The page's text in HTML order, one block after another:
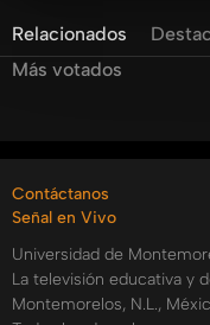
testimonios
cómo la fe y la
de adversidad.
Categorías:
Relacionados
Más votados
Contáctanos
Señal en Vivo
Universidad de
La televisión educativa y
Montemorelos, N.L.,